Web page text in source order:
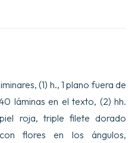
(1) h., 1 plano fuera de
láminas en el texto, (2) hh.
roja, triple filete dorado
flores en los ángulos,